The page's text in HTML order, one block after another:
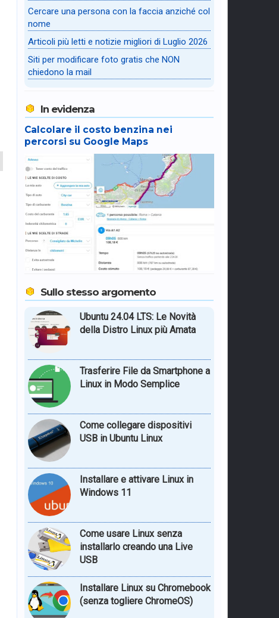
Cercare una persona con la faccia anziché col
nome
Articoli più letti e notizie migliori di Luglio 2026
Siti per modificare foto gratis che NON
chiedono la mail
In evidenza
Calcolare il costo benzina nei
percorsi su Google Maps
Sullo stesso argomento
Ubuntu 24.04 LTS: Le Novità
della Distro Linux più Amata
Trasferire File da Smartphone a
Linux in Modo Semplice
Come collegare dispositivi
USB in Ubuntu Linux
Installare e attivare Linux in
Windows 11
Come usare Linux senza
installarlo creando una Live
USB
Installare Linux su Chromebook
(senza togliere ChromeOS)